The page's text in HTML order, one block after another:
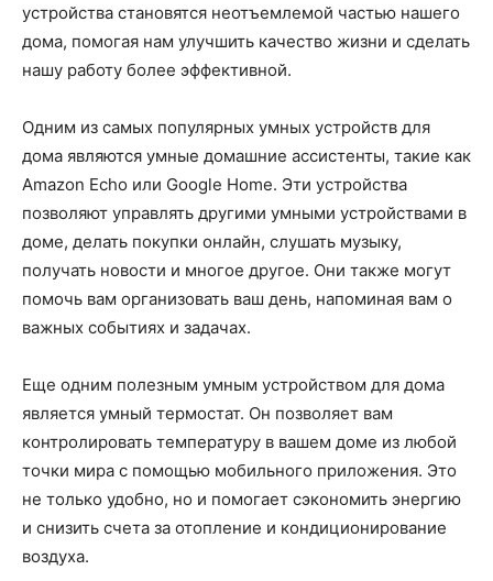
устройства становятся неотъемлемой частью нашего
дома, помогая нам улучшить качество жизни и сделать
нашу работу более эффективной.
Одним из самых популярных умных устройств для
дома являются умные домашние ассистенты, такие как
Amazon Echo или Google Home. Эти устройства
позволяют управлять другими умными устройствами в
доме, делать покупки онлайн, слушать музыку,
получать новости и многое другое. Они также могут
помочь вам организовать ваш день, напоминая вам о
важных событиях и задачах.
Еще одним полезным умным устройством для дома
является умный термостат. Он позволяет вам
контролировать температуру в вашем доме из любой
точки мира с помощью мобильного приложения. Это
не только удобно, но и помогает сэкономить энергию
и снизить счета за отопление и кондиционирование
воздуха.